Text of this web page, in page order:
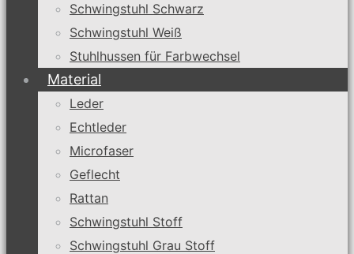
Schwingstuhl Schwarz
Schwingstuhl Weiß
Stuhlhussen für Farbwechsel
Material
Leder
Echtleder
Microfaser
Geflecht
Rattan
Schwingstuhl Stoff
Schwingstuhl Grau Stoff